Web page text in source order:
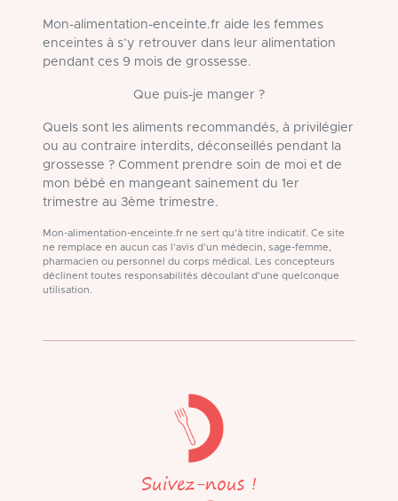
Mon-alimentation-enceinte.fr aide les femmes
enceintes à s’y retrouver dans leur alimentation
pendant ces 9 mois de grossesse.
Que puis-je manger ?
Quels sont les aliments recommandés, à privilégier
ou au contraire interdits, déconseillés pendant la
grossesse ? Comment prendre soin de moi et de
mon bébé en mangeant sainement du 1er
trimestre au 3ème trimestre.
Mon-alimentation-enceinte.fr ne sert qu'à titre indicatif. Ce site
ne remplace en aucun cas l'avis d'un médecin, sage-femme,
pharmacien ou personnel du corps médical. Les concepteurs
déclinent toutes responsabilités découlant d'une quelconque
utilisation.
Suivez-nous !